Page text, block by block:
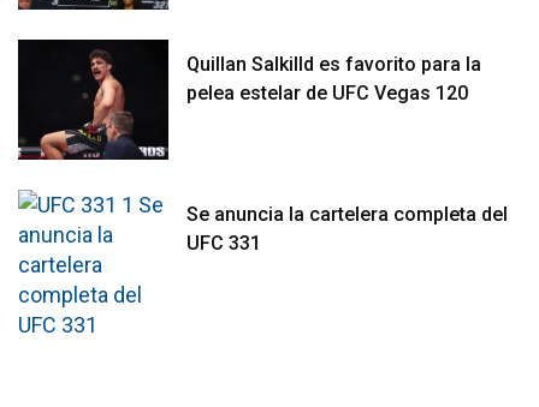
Quillan Salkilld es favorito para la
pelea estelar de UFC Vegas 120
Se anuncia la cartelera completa del
UFC 331